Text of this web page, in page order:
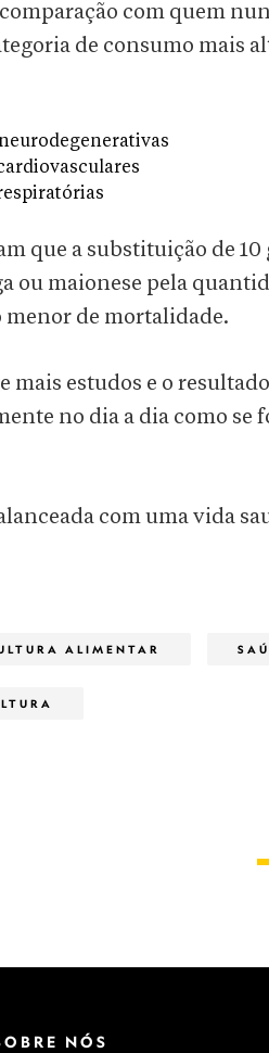
com quem
de consumo mais
que a substituição de 10
ou maionese pela
menor de mortalidade.
mais estudos e o
no dia a dia como se
com uma vida
ALIMENTAR
NÓS